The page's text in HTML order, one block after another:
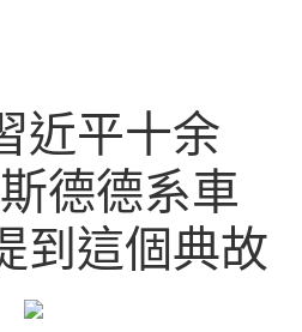
近平十余
德德系車
到這個典故